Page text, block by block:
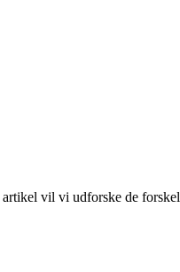
vil vi udforske de